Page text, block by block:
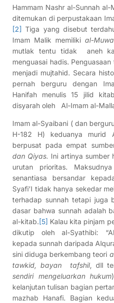
Hammam Nashr al-Sunnah
ditemukan di perpustakaan
[2] Tiga yang disebut
Imam Malik memiliki al-
mutlak tentu tidak aneh
menguasai hadis.
menjadi mujtahid. Secara
pernah berguru dengan
Hanifah menulis 15 jilid
disyarah oleh Al-Imam al-
Imam al-Syaibani ( dan
H-182 H) keduanya murid
berpusat pada empat
dan Qiyas. Ini artinya sumber
urutan prioritas.
senantiasa bersandar
Syafi’I tidak hanya sekedar
terhadap sunnah tetapi juga
dasar bahwa sunnah adalah
al-kitab. [5] Kalau kita pinjam
dikutip oleh al-Syathibi:
kepada sunnah daripada
sini diduga berkembang teori
tawkid, bayan tafshil, dll
sendiri mengeluarkan hukum
kelanjutan tulisan bagian
mazhab Hanafi. Bagian